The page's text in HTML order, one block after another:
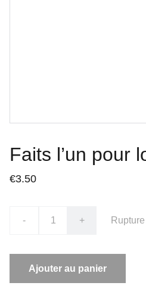
Faits l’un pour
€3.50
- +
Ajouter au panier